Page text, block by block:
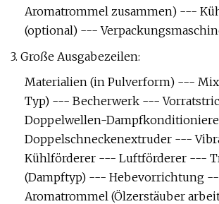
Aromatrommel zusammen) ---
(optional) ---
3. Große Ausgabezeilen:
Materialien (in Pulverform) ---
Typ) --- Becherwerk ---
Doppelwellen-
Doppelschneckenextruder ---
Kühlförderer --- Luftförderer ---
(Dampftyp) --- Hebevorrichtung
Aromatrommel (Ölzerstäuber